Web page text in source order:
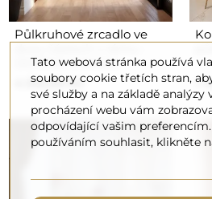
Půlkruhové zrcadlo ve
DOPPIO V RÁMU
4 510,00 Kč
1
Tato webová stránka používá
soubory cookie třetích stran,
své služby a na základě analýzy
procházení webu vám
odpovídající vašim
používáním souhlasit, klikněte